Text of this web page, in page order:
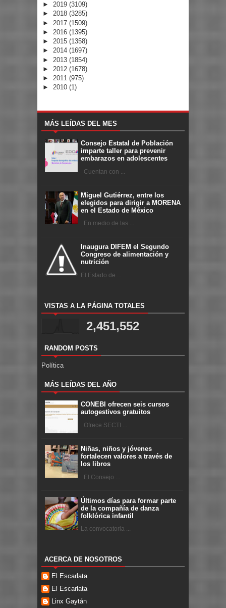
► 2019 (3109)
► 2018 (3285)
► 2017 (1509)
► 2016 (1395)
► 2015 (1358)
► 2014 (1697)
► 2013 (1854)
► 2012 (1678)
► 2011 (975)
► 2010 (1)
MÁS LEÍDAS DEL MES
Consejo Estatal de Población
imparte taller para prevenir
embarazos en adolescentes
Cuentan con ...
Miguel Gutiérrez, entre los
elegidos para dirigir a MORENA
en el Estado de México
En medio de las ...
Inaugura DIFEM el Segundo
Congreso de alimentación y
nutrición
El Estado de ...
VISTAS A LA PÁGINA TOTALES
2,451,552
RANDOM POSTS
Política
MÁS LEÍDAS DEL AÑO
CONEBI ofrecen seis cursos
autogestivos gratuitos
Ofrece SECTI ...
Niñas, niños y jóvenes
fortalecen valores a través de
los libros
El Consejo ...
Últimos días para formar parte
de la compañía de danza
folklórica infantil
La convocatoria ...
ACERCA DE NOSOTROS
El Escarlata
El Escarlata
Linx Gaytán